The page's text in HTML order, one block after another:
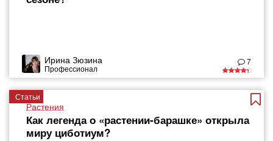
Ирина Зюзина
Профессионал
7
Статьи
Растения
Как легенда о «растении-барашке» открыла
миру циботиум?